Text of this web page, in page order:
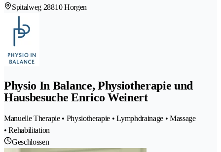
Spitalweg 28810 Horgen
Physio In Balance, Physiotherapie und
Hausbesuche Enrico Weinert
Manuelle Therapie • Physiotherapie • Lymphdrainage • Massage
• Rehabilitation
Geschlossen